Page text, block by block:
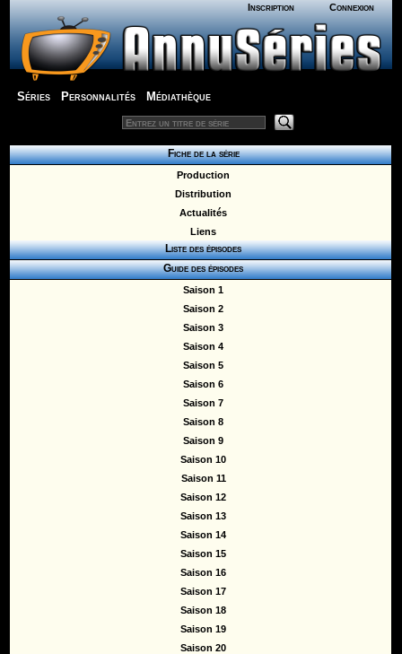
Inscription Connexion
Séries Personnalités Médiathèque
Fiche de la série
Production
Distribution
Actualités
Liens
Liste des épisodes
Guide des épisodes
Saison 1
Saison 2
Saison 3
Saison 4
Saison 5
Saison 6
Saison 7
Saison 8
Saison 9
Saison 10
Saison 11
Saison 12
Saison 13
Saison 14
Saison 15
Saison 16
Saison 17
Saison 18
Saison 19
Saison 20